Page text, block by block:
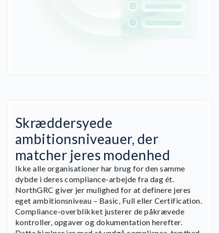
Skræddersyede
ambitionsniveauer, der
matcher jeres modenhed
Ikke alle organisationer har brug for den samme
dybde i deres compliance-arbejde fra dag ét.
NorthGRC giver jer mulighed for at definere jeres
eget ambitionsniveau – Basic, Full eller Certification.
Compliance-overblikket justerer de påkrævede
kontroller, opgaver og dokumentation herefter.